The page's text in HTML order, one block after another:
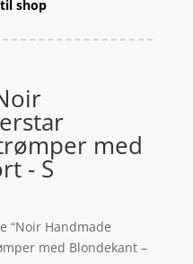
shop
med
- S
“Noir Handmade
med Blondekant –